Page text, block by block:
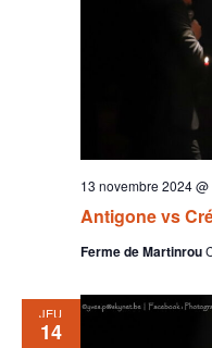
Antigone vs
13 novembre 2024 @
Ferme de Martinrou
JEU
14